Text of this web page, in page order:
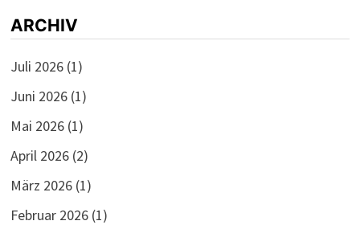
ARCHIV
Juli 2026(1)
Juni 2026(1)
Mai 2026(1)
April 2026(2)
März 2026(1)
Februar 2026(1)